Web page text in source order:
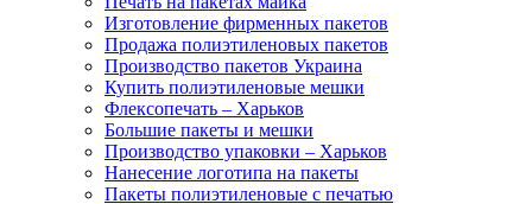
Изготовление фирменных пакетов
Продажа полиэтиленовых пакетов
Производство пакетов Украина
Купить полиэтиленовые мешки
Флексопечать – Харьков
Большие пакеты и мешки
Производство упаковки – Харьков
Нанесение логотипа на пакеты
Пакеты полиэтиленовые с печатью